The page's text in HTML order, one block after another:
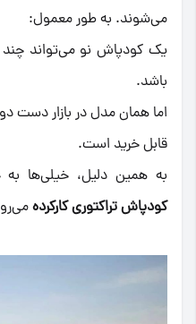
می‌شوند. به طور معمول:
یک کودپاش نو می‌تواند
باشد.
قابل خرید است.
به همین دلیل، خیلی‌ها
کودپاش تراکتوری کارکرده